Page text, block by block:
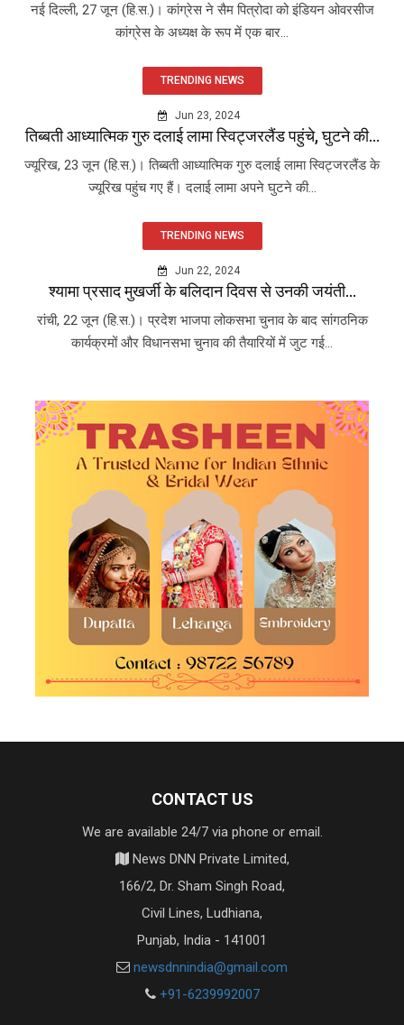
नई दिल्ली, 27 जून (हि.स.)। कांग्रेस ने सैम पित्रोदा को इंडियन ओवरसीज
कांग्रेस के अध्यक्ष के रूप में एक बार...
TRENDING NEWS
Jun 23, 2024
तिब्बती आध्यात्मिक गुरु दलाई लामा स्विट्जरलैंड पहुंचे, घुटने की...
ज्यूरिख, 23 जून (हि.स.)। तिब्बती आध्यात्मिक गुरु दलाई लामा स्विट्जरलैंड के
ज्यूरिख पहुंच गए हैं। दलाई लामा अपने घुटने की...
TRENDING NEWS
Jun 22, 2024
श्यामा प्रसाद मुखर्जी के बलिदान दिवस से उनकी जयंती...
रांची, 22 जून (हि.स.)। प्रदेश भाजपा लोकसभा चुनाव के बाद सांगठनिक
कार्यक्रमों और विधानसभा चुनाव की तैयारियों में जुट गई...
CONTACT US
We are available 24/7 via phone or email.
News DNN Private Limited,
166/2, Dr. Sham Singh Road,
Civil Lines, Ludhiana,
Punjab, India - 141001
newsdnnindia@gmail.com
+91-6239992007